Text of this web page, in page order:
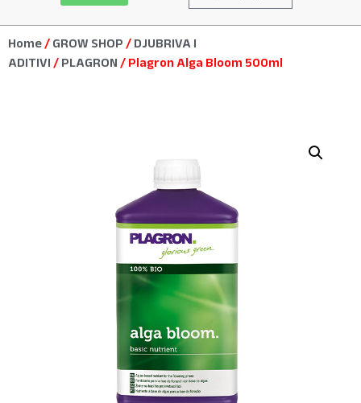
Home / GROW SHOP / DJUBRIVA I
ADITIVI / PLAGRON / Plagron Alga Bloom 500ml